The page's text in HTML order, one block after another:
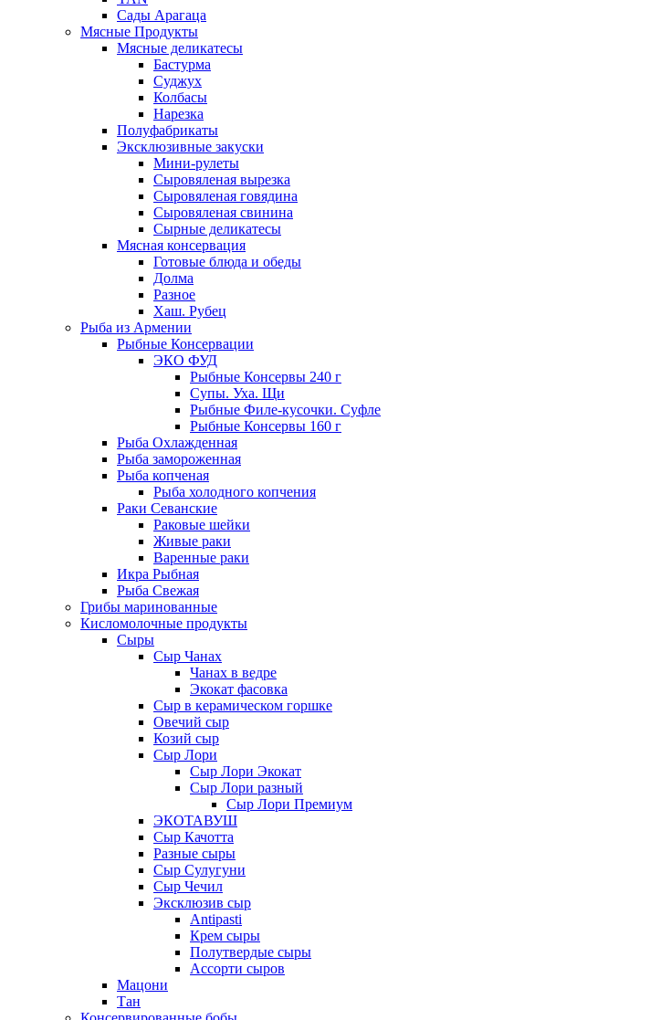
Сады Арагаца
Мясные Продукты
Мясные деликатесы
Бастурма
Суджух
Колбасы
Нарезка
Полуфабрикаты
Эксклюзивные закуски
Мини-рулеты
Сыровяленая вырезка
Сыровяленая говядина
Сыровяленая свинина
Сырные деликатесы
Мясная консервация
Готовые блюда и обеды
Долма
Разное
Хаш. Рубец
Рыба из Армении
Рыбные Консервации
ЭКО ФУД
Рыбные Консервы 240 г
Супы. Уха. Щи
Рыбные Филе-кусочки. Суфле
Рыбные Консервы 160 г
Рыба Охлажденная
Рыба замороженная
Рыба копченая
Рыба холодного копчения
Раки Севанские
Раковые шейки
Живые раки
Варенные раки
Икра Рыбная
Рыба Свежая
Грибы маринованные
Кисломолочные продукты
Сыры
Сыр Чанах
Чанах в ведре
Экокат фасовка
Сыр в керамическом горшке
Овечий сыр
Козий сыр
Сыр Лори
Сыр Лори Экокат
Сыр Лори разный
Сыр Лори Премиум
ЭКОТАВУШ
Сыр Качотта
Разные сыры
Сыр Сулугуни
Сыр Чечил
Эксклюзив сыр
Antipasti
Крем сыры
Полутвердые сыры
Ассорти сыров
Мацони
Тан